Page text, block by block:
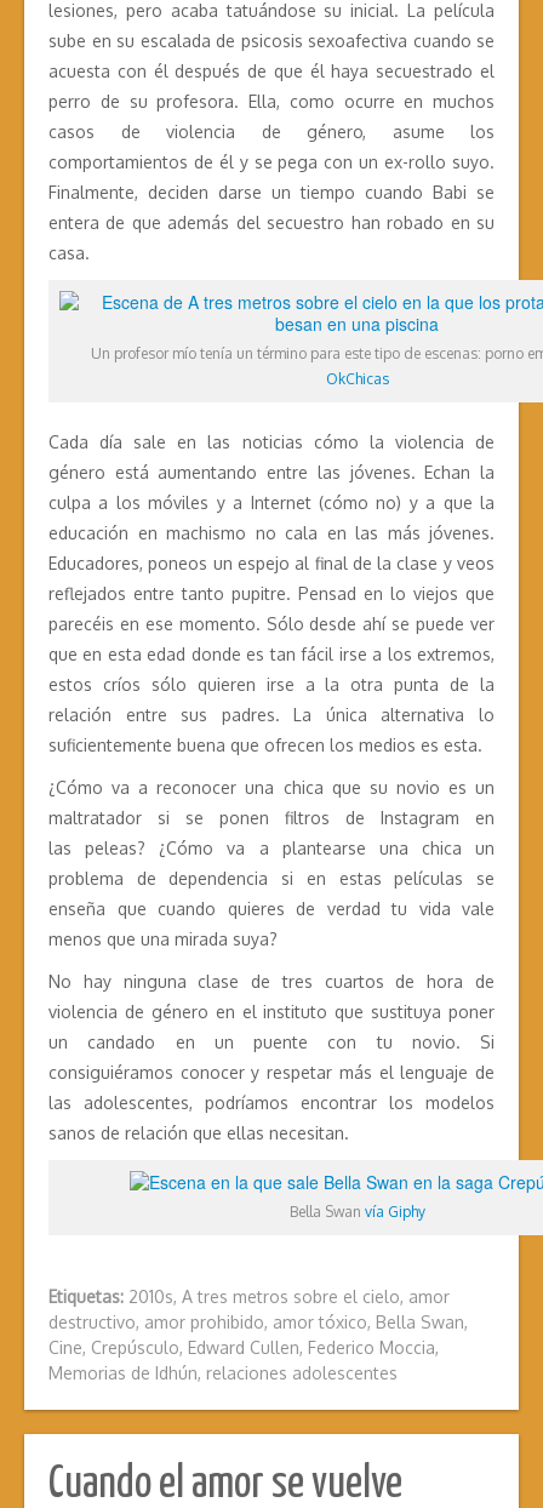
lesiones, pero acaba tatuándose su inicial. La película
sube en su escalada de psicosis sexoafectiva cuando se
acuesta con él después de que él haya secuestrado el
perro de su profesora. Ella, como ocurre en muchos
casos de violencia de género, asume los
comportamientos de él y se pega con un ex-rollo suyo.
Finalmente, deciden darse un tiempo cuando Babi se
entera de que además del secuestro han robado en su
casa.
Un profesor mío tenía un término para este tipo de escenas: porno
OkChicas
Cada día sale en las noticias cómo la violencia de
género está aumentando entre las jóvenes. Echan la
culpa a los móviles y a Internet (cómo no) y a que la
educación en machismo no cala en las más jóvenes.
Educadores, poneos un espejo al final de la clase y veos
reflejados entre tanto pupitre. Pensad en lo viejos que
parecéis en ese momento. Sólo desde ahí se puede ver
que en esta edad donde es tan fácil irse a los extremos,
estos críos sólo quieren irse a la otra punta de la
relación entre sus padres. La única alternativa lo
suficientemente buena que ofrecen los medios es esta.
¿Cómo va a reconocer una chica que su novio es un
maltratador si se ponen filtros de Instagram en
las peleas? ¿Cómo va a plantearse una chica un
problema de dependencia si en estas películas se
enseña que cuando quieres de verdad tu vida vale
menos que una mirada suya?
No hay ninguna clase de tres cuartos de hora de
violencia de género en el instituto que sustituya poner
un candado en un puente con tu novio. Si
consiguiéramos conocer y respetar más el lenguaje de
las adolescentes, podríamos encontrar los modelos
sanos de relación que ellas necesitan.
Bella Swan vía Giphy
Etiquetas: 2010s, A tres metros sobre el cielo, amor
destructivo, amor prohibido, amor tóxico, Bella Swan,
Cine, Crepúsculo, Edward Cullen, Federico Moccia,
Memorias de Idhún, relaciones adolescentes
Cuando el amor se vuelve